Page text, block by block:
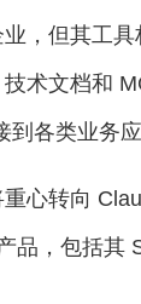
，但其工
术文档和
各类业务应
心转向
品，包括其